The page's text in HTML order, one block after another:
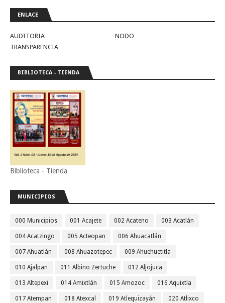
ENLACE
AUDITORIA
NODO
TRANSPARENCIA
BIBLIOTECA - TIENDA
Biblioteca - Tienda
MUNICIPIOS
000 Municipios 001 Acajete 002 Acateno 003 Acatlán
004 Acatzingo 005 Acteopan 006 Ahuacatlán
007 Ahuatlán 008 Ahuazotepec 009 Ahuehuetitla
010 Ajalpan 011 Albino Zertuche 012 Aljojuca
013 Altepexi 014 Amixtlán 015 Amozoc 016 Aquixtla
017 Atempan 018 Atexcal 019 Atlequizayán 020 Atlixco